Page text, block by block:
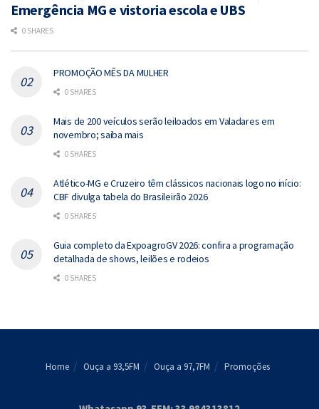
Emergência MG e vistoria escola e UBS
0 SHARES
PROMOÇÃO MÊS DA MULHER
0 SHARES
Mais de 200 veículos serão leiloados em Valadares em
novembro; saiba mais
0 SHARES
Atlético-MG e Cruzeiro têm clássicos nacionais logo no início:
CBF divulga tabela do Brasileirão 2026
0 SHARES
Guia completo da ExpoagroGV 2026: confira a programação
detalhada de shows, leilões e rodeios
0 SHARES
Home Ouça a 93,5FM Ouça a 97,7FM Promoções